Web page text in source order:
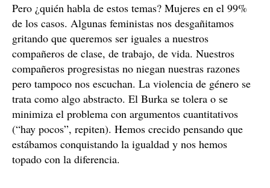
Pero ¿quién habla de estos temas? Mujeres en el 99%
de los casos. Algunas feministas nos desgañitamos
gritando que queremos ser iguales a nuestros
compañeros de clase, de trabajo, de vida. Nuestros
compañeros progresistas no niegan nuestras razones
pero tampoco nos escuchan. La violencia de género se
trata como algo abstracto. El Burka se tolera o se
minimiza el problema con argumentos cuantitativos
(“hay pocos”, repiten). Hemos crecido pensando que
estábamos conquistando la igualdad y nos hemos
topado con la diferencia.